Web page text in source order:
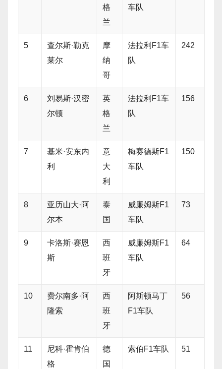
格
兰
车队
5
查尔斯·勒克
莱尔
摩
纳
哥
法拉利F1车
队
242
6
刘易斯·汉密
尔顿
英
格
兰
法拉利F1车
队
156
7
基米·安东内
利
意
大
利
梅赛德斯F1
车队
150
8
亚历山大·阿
尔本
泰
国
威廉姆斯F1
车队
73
9
卡洛斯·赛恩
斯
西
班
牙
威廉姆斯F1
车队
64
10
费尔南多·阿
隆索
西
班
牙
阿斯顿马丁
F1车队
56
11
尼科·霍肯伯
格
德
国
索伯F1车队 51